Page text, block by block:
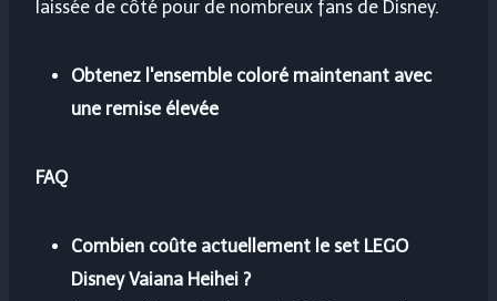
laissée de côté pour de nombreux fans de Disney.
Obtenez l'ensemble coloré maintenant avec
une remise élevée
FAQ
Combien coûte actuellement le set LEGO
Disney Vaiana Heihei ?